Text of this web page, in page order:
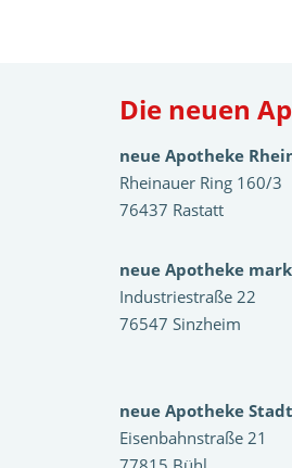
Die neuen
neue Apotheke
Rheinauer Ring 160/3
76437 Rastatt
neue Apotheke
Industriestraße 22
76547 Sinzheim
neue Apotheke
Eisenbahnstraße 21